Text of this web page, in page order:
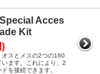
Acces
Kit
)
オスとメスの2つの160
ます。これにより、2
を接続できます。